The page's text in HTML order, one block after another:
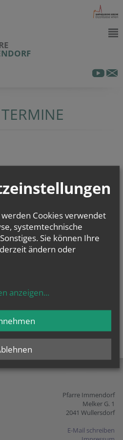
weitere
Pfarre Immendorf
Melker G. 1
2041 Wullersdorf
E-Mail schreiben
Cookies verwendet
systemtechnische
Sie können Ihre
ändern oder
anzeigen...